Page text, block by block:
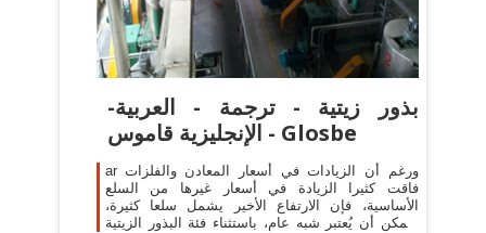
بذور زيتية - ترجمة - العربية-
الإنجليزية قاموس - Glosbe
ar ورغم أن الزيادات في أسعار المعادن والفلزات
فاقت كثيرا الزيادة في أسعار غيرها من السلع
الأساسية، فإن الارتفاع الأخير يشمل سلعا كثيرة،
ويمكن أن يُعتبر شبه عام، باستثناء فئة البذور الزيتية